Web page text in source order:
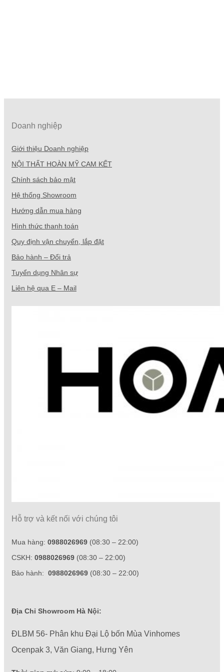
Doanh nghiệp
Giới thiệu Doanh nghiệp
NỘI THẤT HOÀN MỸ CAM KẾT
Chính sách bảo mật
Hệ thống Showroom
Hướng dẫn mua hàng
Hình thức thanh toán
Quy định vận chuyển, lắp đặt
Bảo hành – Đổi trả
Tuyển dụng Nhân sự
Liên hệ qua E – Mail
Hỗ trợ và kết nối với chúng tôi
Mua hàng: 0988026969 (08:30 – 22:00)
CSKH: 0988026969 (08:30 – 22:00)
Bảo hành: 0988026969 (08:30 – 22:00)
Địa Chỉ Showroom Hà Nội:
ĐLBM 56- Phân khu Đại Lộ bốn Mùa Vinhomes
Ocenpak 3, Văn Giang, Hưng Yên